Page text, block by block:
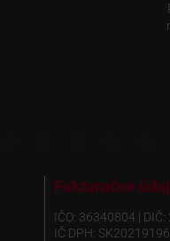
Fakturačné
IČO: 36340804 |
IČ DPH: